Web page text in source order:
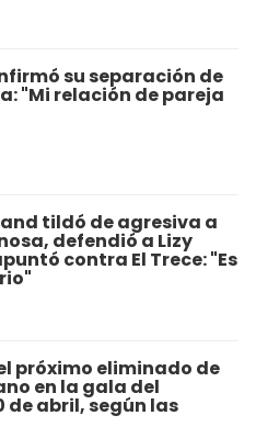
su separación de
"Mi relación de pareja
tildó de agresiva a
defendió a Lizy
contra El Trece: "Es
próximo eliminado de
en la gala del
de abril, según las